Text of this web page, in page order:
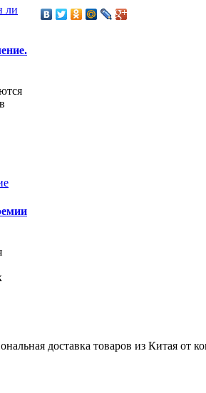
доставка товаров из Китая от